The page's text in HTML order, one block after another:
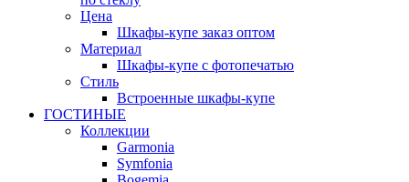
Цена
Шкафы-купе заказ оптом
Материал
Шкафы-купе с фотопечатью
Стиль
Встроенные шкафы-купе
ГОСТИНЫЕ
Коллекции
Garmonia
Symfonia